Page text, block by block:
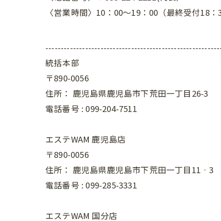
〈営業時間〉10：00～19：00（最終受付18：
統括本部
〒890-0056
住所： 鹿児島県鹿児島市下荒田一丁目26-3
電話番号 : 099-204-7511
エステWAM 鹿児島店
〒890-0056
住所： 鹿児島県鹿児島市下荒田一丁目11‐3
電話番号 : 099-285-3331
エステWAM 国分店